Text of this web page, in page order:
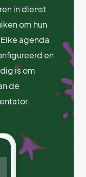
in dienst
om hun
agenda
en
is om
de